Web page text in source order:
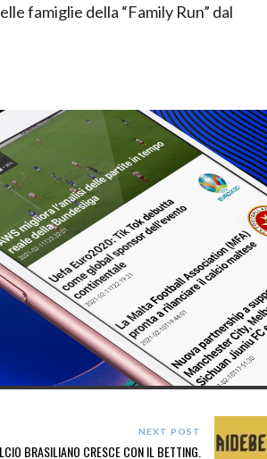
famiglie della “Family Run” dal
NEXT POST
BRASILIANO CRESCE CON IL BETTING.